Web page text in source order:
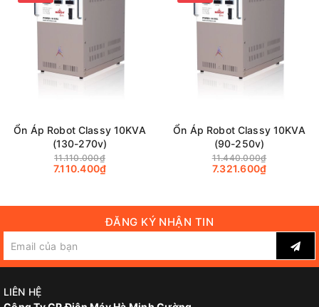
Ổn Áp Robot Classy 10KVA
(130-270v)
11.110.000₫
7.110.400₫
Ổn Áp Robot Classy 10KVA
(90-250v)
11.440.000₫
7.321.600₫
ĐĂNG KÝ NHẬN TIN
LIÊN HỆ